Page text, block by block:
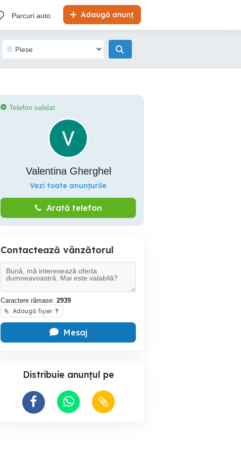
Adaugă anunț
Parcuri auto
Telefon validat
Valentina Gherghel
Vezi toate anunțurile
Arată telefon
Contactează vânzătorul
Caractere rămase: 2939
Adaugă fișier ?
Mesaj
Distribuie anunțul pe